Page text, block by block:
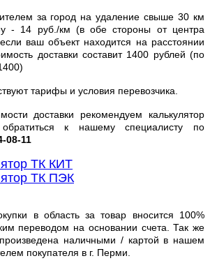
за город на удаление свыше 30 км
- 14 руб./км (в обе стороны от центра
ваш объект находится на расстоянии
доставки составит 1400 рублей (по
тарифы и условия перевозчика.
доставки рекомендуем калькулятор
к нашему специалисту по
08-11
ТК КИТ
ТК ПЭК
в область за товар вносится 100%
переводом на основании счета. Так же
наличными / картой в нашем
покупателя в г. Перми.